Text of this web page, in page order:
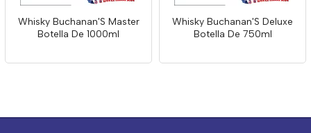
Whisky Buchanan'S Master
Botella De 1000ml
Whisky Buchanan'S Deluxe
Botella De 750ml